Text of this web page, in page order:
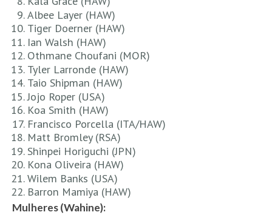
Grande Porto
Costa de Prata
Oeste
Grande Lisboa
Alentejo
Algarve
Loja
Pranchas
Acessórios de Surf
SurfWear
Skate
Albee Layer (HAW)
Tiger Doerner (HAW)
Ian Walsh (HAW)
Othmane Choufani (MOR)
Tyler Larronde (HAW)
Taio Shipman (HAW)
Jojo Roper (USA)
Koa Smith (HAW)
Francisco Porcella (ITA/HAW)
Matt Bromley (RSA)
Shinpei Horiguchi (JPN)
Kona Oliveira (HAW)
Wilem Banks (USA)
Barron Mamiya (HAW)
Mulheres (Wahine):